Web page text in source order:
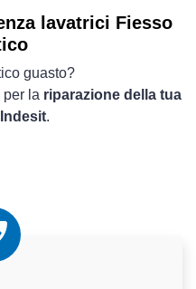
lavatrici Fiesso
guasto?
la riparazione della tua
.